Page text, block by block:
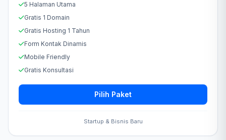
5 Halaman Utama
Gratis 1 Domain
Gratis Hosting 1 Tahun
Form Kontak Dinamis
Mobile Friendly
Gratis Konsultasi
Pilih Paket
Startup & Bisnis Baru